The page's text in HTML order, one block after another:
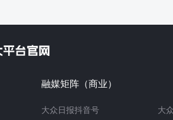
融媒矩阵（商业）
大众日报抖音号
大